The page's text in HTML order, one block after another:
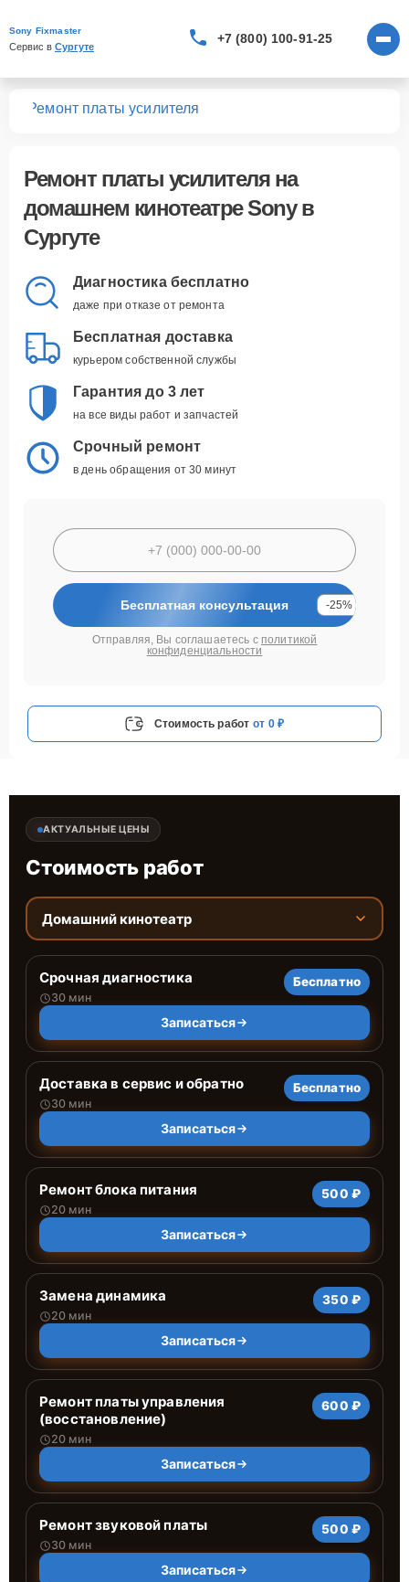
Sony Fixmaster
Сервис в Сургуте
+7 (800) 100-91-25
Ремонт платы усилителя
Ремонт платы усилителяна
домашнем кинотеатре Sony в
Сургуте
Диагностика бесплатно
даже при отказе от ремонта
Бесплатная доставка
курьером собственной службы
Гарантия до 3 лет
на все виды работ и запчастей
Срочный ремонт
в день обращения от 30 минут
Бесплатная консультация -25%
Отправляя, Вы соглашаетесь с политикой
конфиденциальности
Стоимость работ от 0 ₽
АКТУАЛЬНЫЕ ЦЕНЫ
Стоимость работ
Домашний кинотеатр
Срочная диагностика
30 мин
Бесплатно
Записаться
Доставка в сервис и обратно
30 мин
Бесплатно
Записаться
Ремонт блока питания
20 мин
500 ₽
Записаться
Замена динамика
20 мин
350 ₽
Записаться
Ремонт платы управления
(восстановление)
20 мин
600 ₽
Записаться
Ремонт звуковой платы
30 мин
500 ₽
Записаться